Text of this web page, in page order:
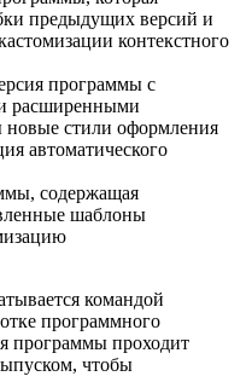
предыдущих версий и
контекстного
программы с
расширенными
стили оформления
автоматического
содержащая
шаблоны
командой
программного
программы проходит
чтобы